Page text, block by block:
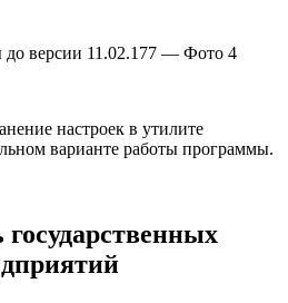
настроек в утилите
варианте работы программы.